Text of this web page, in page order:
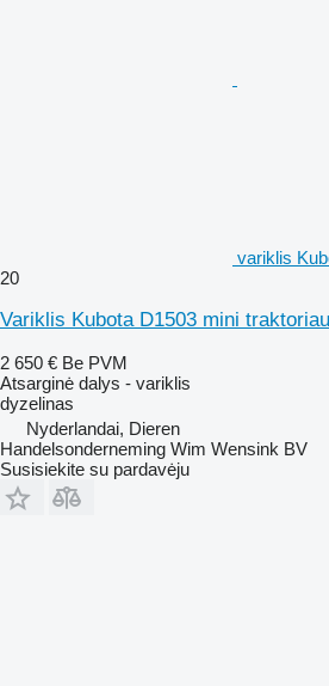
variklis
20
Variklis Kubota D1503 mini
2 650 € Be PVM
Atsarginė dalys - variklis
dyzelinas
Nyderlandai, Dieren
Handelsonderneming Wim Wensink BV
Susisiekite su pardavėju